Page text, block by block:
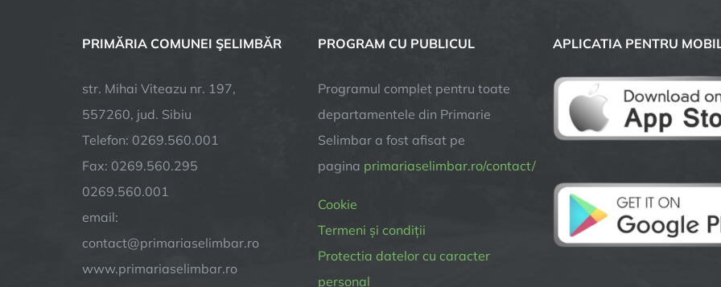
PRIMĂRIA COMUNEI ŞELIMBĂR
str. Mihai Viteazu nr. 197,
557260, jud. Sibiu
Telefon: 0269.560.001
Fax: 0269.560.295
0269.560.001
email:
contact@primariaselimbar.ro
www.primariaselimbar.ro
PROGRAM CU PUBLICUL
Programul complet pentru toate
departamentele din Primarie
Selimbar a fost afisat pe
pagina primariaselimbar.ro/contact/
Cookie
Termeni și condiții
Protectia datelor cu caracter
personal
APLICATIA PENTRU